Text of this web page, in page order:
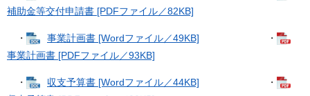
補助金等交付申請書 [PDFファイル／82KB]
・ 事業計画書 [Wordファイル／49KB] ・
事業計画書 [PDFファイル／93KB]
・ 収支予算書 [Wordファイル／44KB] ・